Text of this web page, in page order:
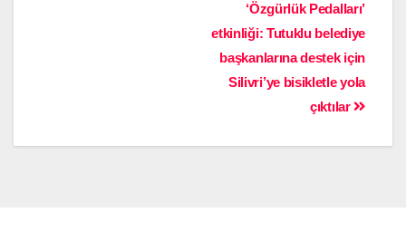
‘Özgürlük Pedalları’
etkinliği: Tutuklu belediye
başkanlarına destek için
Silivri’ye bisikletle yola
çıktılar